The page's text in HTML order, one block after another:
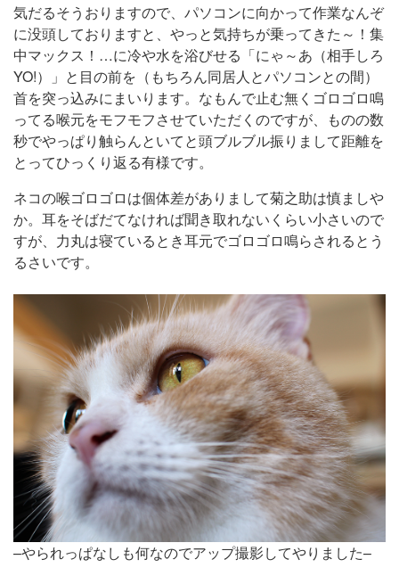
気だるそうおりますので、パソコンに向かって作業なんぞ
に没頭しておりますと、やっと気持ちが乗ってきた～！集
中マックス！…に冷や水を浴びせる「にゃ～あ（相手しろ
YO!）」と目の前を（もちろん同居人とパソコンとの間）
首を突っ込みにまいります。なもんで止む無くゴロゴロ鳴
ってる喉元をモフモフさせていただくのですが、ものの数
秒でやっぱり触らんといてと頭ブルブル振りまして距離を
とってひっくり返る有様です。
ネコの喉ゴロゴロは個体差がありまして菊之助は慎ましや
か。耳をそばだてなければ聞き取れないくらい小さいので
すが、力丸は寝ているとき耳元でゴロゴロ鳴らされるとう
るさいです。
–やられっぱなしも何なのでアップ撮影してやりました–